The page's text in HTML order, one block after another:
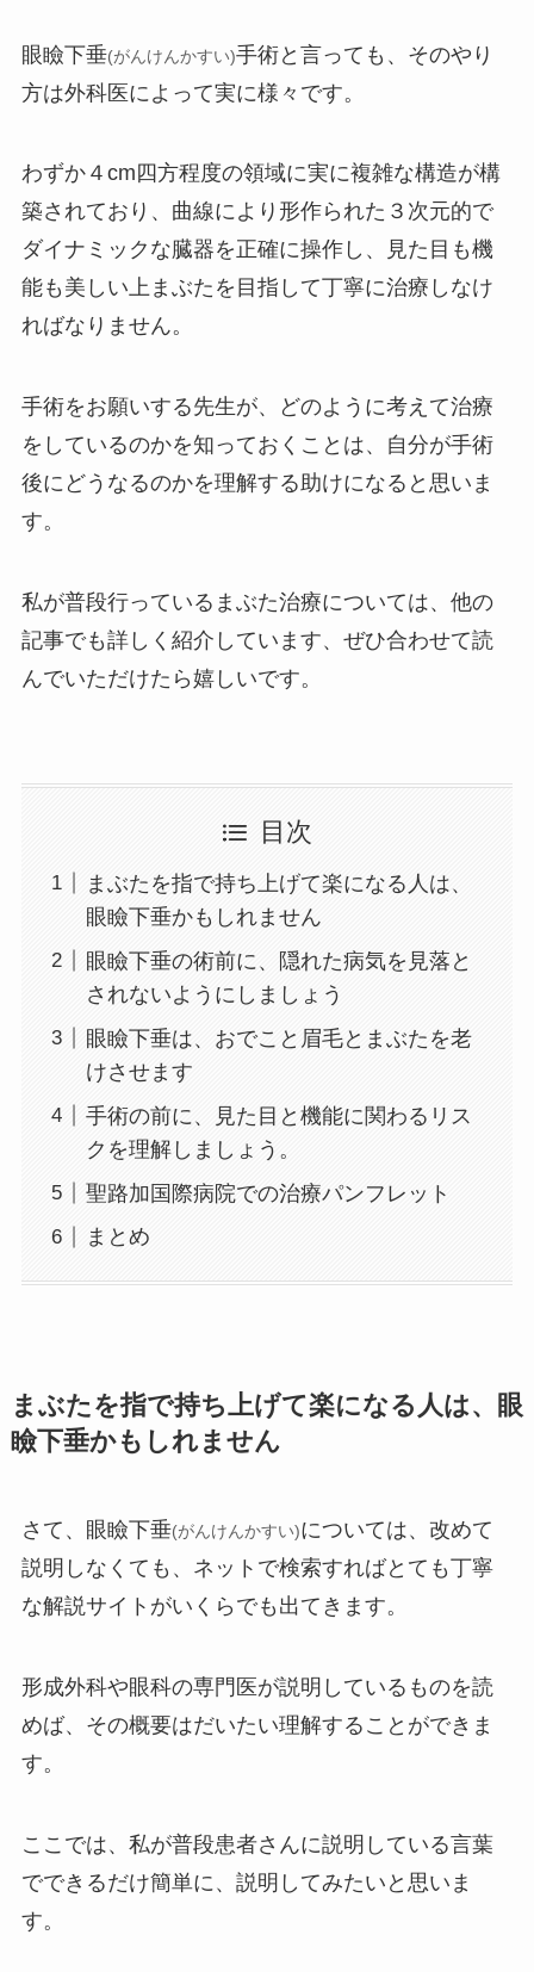
眼瞼下垂(がんけんかすい)手術と言っても、そのやり
方は外科医によって実に様々です。
わずか４cm四方程度の領域に実に複雑な構造が構
築されており、曲線により形作られた３次元的で
ダイナミックな臓器を正確に操作し、見た目も機
能も美しい上まぶたを目指して丁寧に治療しなけ
ればなりません。
手術をお願いする先生が、どのように考えて治療
をしているのかを知っておくことは、自分が手術
後にどうなるのかを理解する助けになると思いま
す。
私が普段行っているまぶた治療については、他の
記事でも詳しく紹介しています、ぜひ合わせて読
んでいただけたら嬉しいです。
目次
まぶたを指で持ち上げて楽になる人は、
眼瞼下垂かもしれません
眼瞼下垂の術前に、隠れた病気を見落と
されないようにしましょう
眼瞼下垂は、おでこと眉毛とまぶたを老
けさせます
手術の前に、見た目と機能に関わるリス
クを理解しましょう。
聖路加国際病院での治療パンフレット
まとめ
まぶたを指で持ち上げて楽になる人は、眼
瞼下垂かもしれません
さて、眼瞼下垂(がんけんかすい)については、改めて
説明しなくても、ネットで検索すればとても丁寧
な解説サイトがいくらでも出てきます。
形成外科や眼科の専門医が説明しているものを読
めば、その概要はだいたい理解することができま
す。
ここでは、私が普段患者さんに説明している言葉
でできるだけ簡単に、説明してみたいと思いま
す。